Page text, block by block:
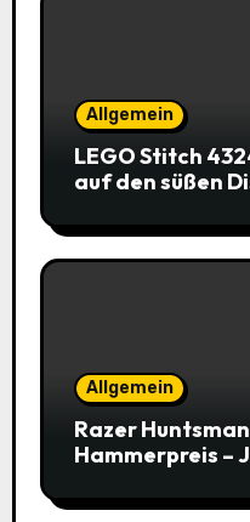
Allgemein
LEGO Stitch
auf den süßen
Allgemein
Razer
Hammerpreis –